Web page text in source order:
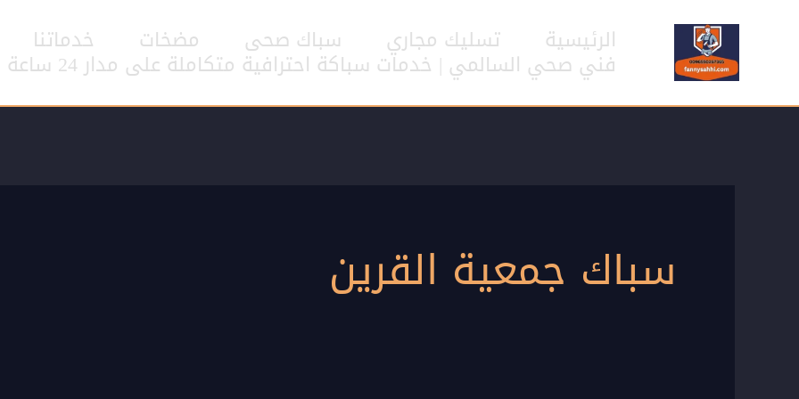
المحتوى
الرئيسية تسليك مجاري سباك صحى مضخات خدماتنا
فني صحي السالمي | خدمات سباكة احترافية متكاملة على مدار 24 ساعة
سباك جمعية القرين